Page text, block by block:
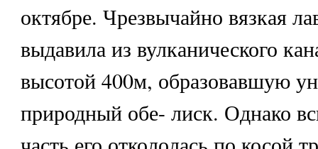
октябре. Чрезвычайно вязкая
выдавила из вулканического
высотой 400м, образовавшую
природный обе- лиск. Однако